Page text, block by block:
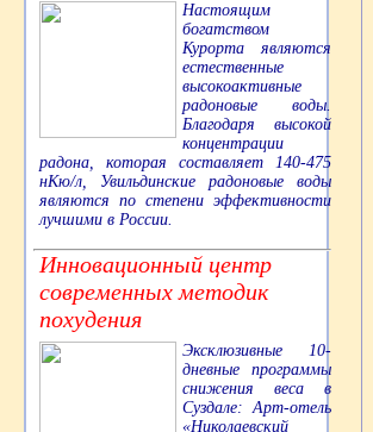
Настоящим
богатством
Курорта являются
естественные
высокоактивные
радоновые воды.
Благодаря высокой
концентрации
радона, которая составляет 140-475
нКю/л, Увильдинские радоновые воды
являются по степени эффективности
лучшими в России.
Инновационный центр
современных методик
похудения
Эксклюзивные 10-
дневные программы
снижения веса в
Суздале: Арт-отель
«Николаевский